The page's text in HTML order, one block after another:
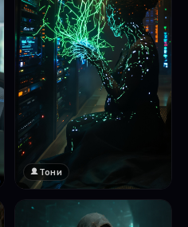
❤️
Тони